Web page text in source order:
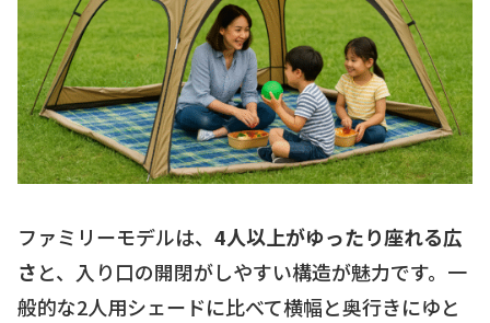
ファミリーモデルは、 4人以上がゆったり座れる広
さと、入り口の開閉がしやすい構造が魅力です。一
般的な2人用シェードに比べて横幅と奥行きにゆと